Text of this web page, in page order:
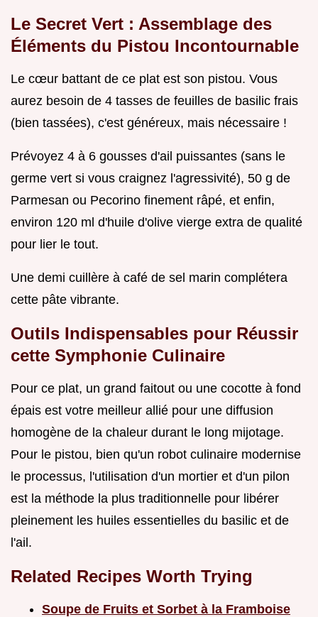
Le Secret Vert : Assemblage des
Éléments du Pistou Incontournable
Le cœur battant de ce plat est son pistou. Vous
aurez besoin de 4 tasses de feuilles de basilic frais
(bien tassées), c'est généreux, mais nécessaire !
Prévoyez 4 à 6 gousses d'ail puissantes (sans le
germe vert si vous craignez l'agressivité), 50 g de
Parmesan ou Pecorino finement râpé, et enfin,
environ 120 ml d'huile d'olive vierge extra de qualité
pour lier le tout.
Une demi cuillère à café de sel marin complétera
cette pâte vibrante.
Outils Indispensables pour Réussir
cette Symphonie Culinaire
Pour ce plat, un grand faitout ou une cocotte à fond
épais est votre meilleur allié pour une diffusion
homogène de la chaleur durant le long mijotage.
Pour le pistou, bien qu'un robot culinaire modernise
le processus, l'utilisation d'un mortier et d'un pilon
est la méthode la plus traditionnelle pour libérer
pleinement les huiles essentielles du basilic et de
l'ail.
Related Recipes Worth Trying
Soupe de Fruits et Sorbet à la Framboise